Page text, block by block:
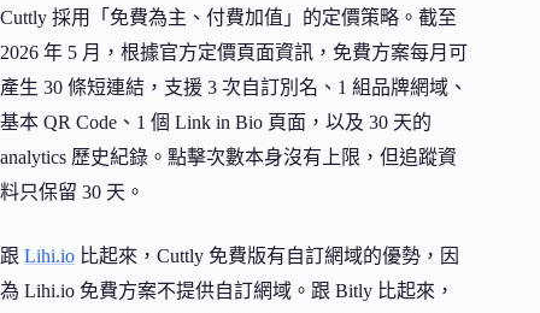
Cuttly 採用「免費為主、付費加值」的定價策略。截至
2026 年 5 月，根據官方定價頁面資訊，免費方案每月可
產生 30 條短連結，支援 3 次自訂別名、1 組品牌網域、
基本 QR Code、1 個 Link in Bio 頁面，以及 30 天的
analytics 歷史紀錄。點擊次數本身沒有上限，但追蹤資
料只保留 30 天。
跟 Lihi.io 比起來，Cuttly 免費版有自訂網域的優勢，因
為 Lihi.io 免費方案不提供自訂網域。跟 Bitly 比起來，